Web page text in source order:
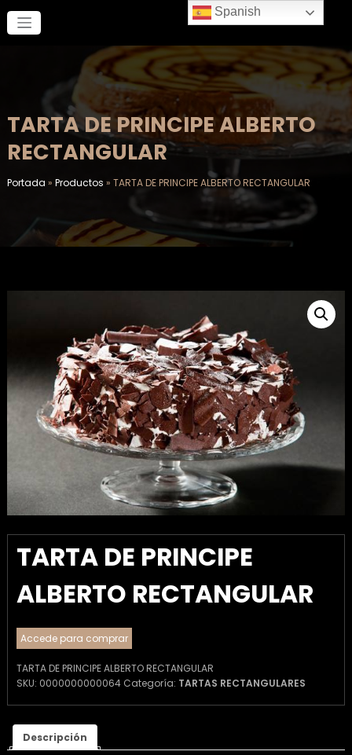
contenido
TARTA DE PRINCIPE ALBERTO
RECTANGULAR
Portada » Productos » TARTA DE PRINCIPE ALBERTO RECTANGULAR
TARTA DE PRINCIPE
ALBERTO RECTANGULAR
Accede para comprar
TARTA DE PRINCIPE ALBERTO RECTANGULAR
SKU: 0000000000064 Categoría: TARTAS RECTANGULARES
Descripción
Spanish